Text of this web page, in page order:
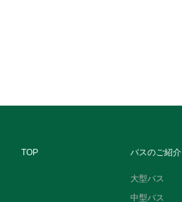
TOP バスのご紹介
大型バス
中型バス